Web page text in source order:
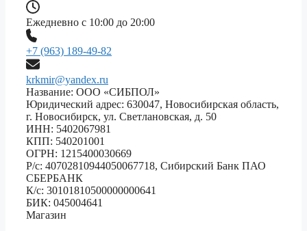
Ежедневно с 10:00 до 20:00
+7 (963) 189-49-82
krkmir@yandex.ru
Название: ООО «СИБПОЛ»
Юридический адрес: 630047, Новосибирская область,
г. Новосибирск, ул. Светлановская, д. 50
ИНН: 5402067981
КПП: 540201001
ОГРН: 1215400030669
Р/с: 40702810944050067718, Сибирский Банк ПАО
СБЕРБАНК
К/с: 30101810500000000641
БИК: 045004641
Магазин